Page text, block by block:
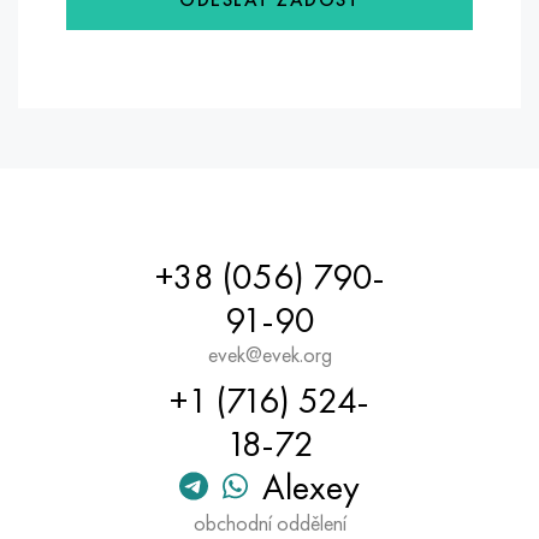
+38 (056) 790-
91-90
evek@evek.org
+1 (716) 524-
18-72
Alexey
obchodní oddělení
40XFA, 1,7223, AISI 4142